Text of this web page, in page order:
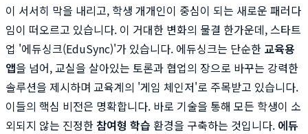
이 서서히 막을 내리고, 학생 개개인이 중심이 되는 새로운 패러다
임이 떠오르고 있습니다. 이 거대한 변화의 물결 한가운데, 스타트
업 '에듀싱크(EduSync)'가 있습니다. 에듀싱크는 단순한 교육용
앱을 넘어, 교실을 살아있는 토론과 협업의 장으로 바꾸는 강력한
솔루션을 제시하며 교육계의 '게임 체인저'로 주목받고 있습니다.
이들의 핵심 비전은 명확합니다. 바로 기술을 통해 모든 학생이 소
외되지 않는 진정한참여형 학습 환경을 구축하는 것입니다. 에듀